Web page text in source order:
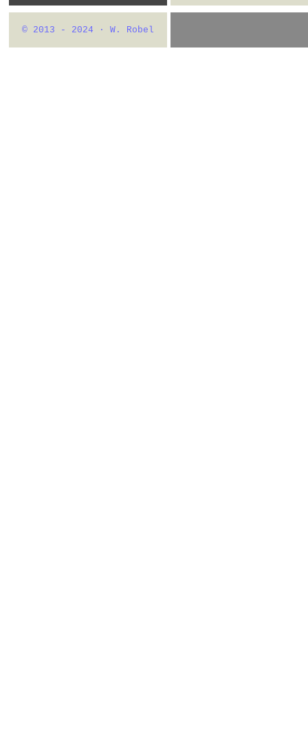
© 2013 - 2024 · W. Robel